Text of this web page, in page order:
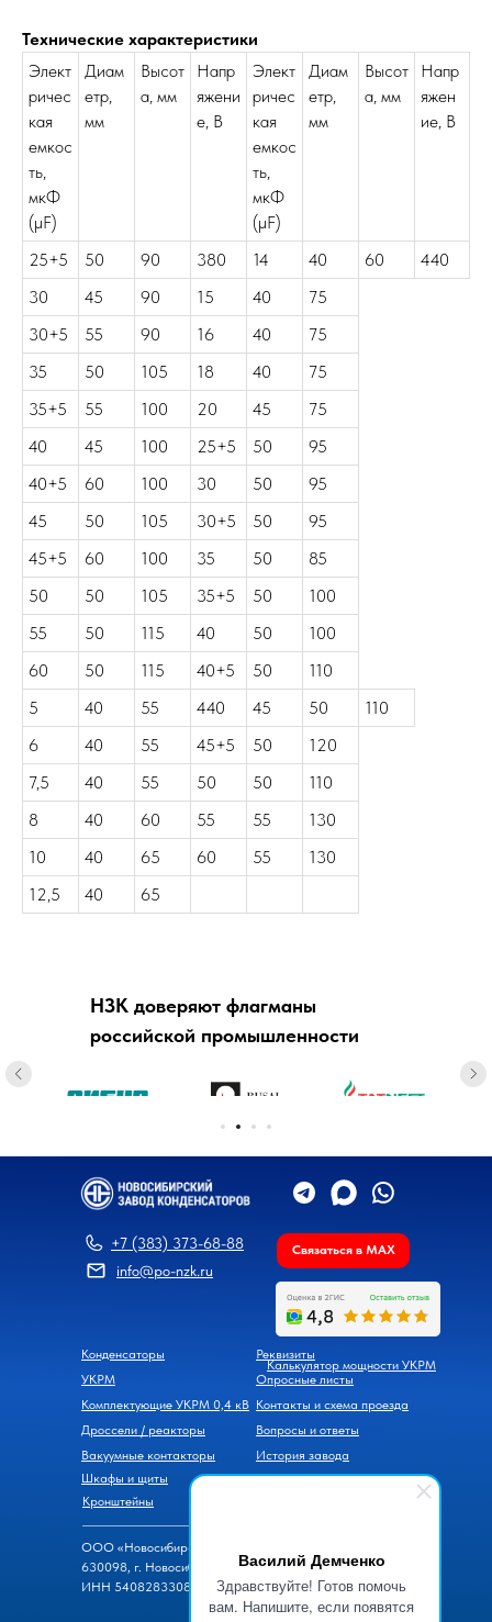
Василий Демченко
Здравствуйте! Готов помочь
вам. Напишите, если появятся
Технические характеристики
Элект
ричес
кая
емкос
ть,
мкФ
(μF)
Диам
етр,
мм
Высот
а, мм
Напр
яжени
е, В
Элект
ричес
кая
емкос
ть,
мкФ
(μF)
Диам
етр,
мм
Высот
а, мм
Напр
яжен
ие, В
25+5 50 90 380 14 40 60
440
30
45 90 15 40
75
30+5
55 90 16 40
75
35
50 105 18 40
75
35+5
55 100 20 45
75
40
45 100 25+5 50
95
40+5
60 100 30 50
95
45
50 105 30+5 50
95
45+5
60 100 35 50
85
50
50 105 35+5 50
100
55
50 115 40 50
100
60
50 115 40+5 50
110
5
40 55 440 45 50
110
6
40 55 45+5 50
120
7,5
40 55 50 50
110
8
40 60 55 55
130
10
40 65 60 55
130
12,5
40 65
НЗК доверяют флагманы
российской промышленности
info@po-nzk.ru
Конденсаторы
УКРМ
Комплектующие УКРМ 0,4 кВ
Кронштейны
Шкафы и щиты
Вакуумные контакторы
Дроссели / реакторы
Реквизиты
Калькулятор мощности УКРМ
Опросные листы
Контакты и схема проезда
Вопросы и ответы
Новости
История завода
ООО «Новосибирский завод конденсаторов»
630098, г. Новосибирск, ул. Часовая, д. 6
ИНН 5408283308, ОГРН 1105476069600
+7 (383) 373-68-88 Связаться в MAX